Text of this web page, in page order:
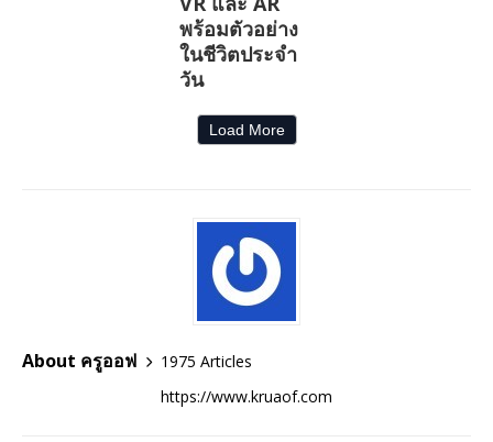
พร้อมตัวอย่าง
ในชีวิตประจำ
วัน
Load More
About ครูออฟ
1975 Articles
https://www.kruaof.com